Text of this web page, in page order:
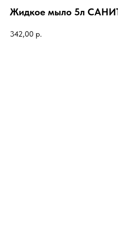
Жидкое мыло 5л
342,00 р.